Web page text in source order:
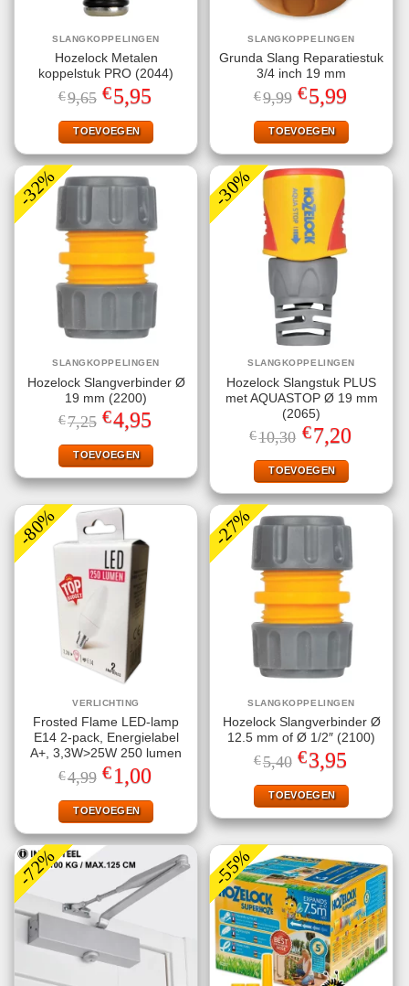
SLANGKOPPELINGEN
Hozelock Metalen
koppelstuk PRO (2044)
€9,65 Oorspronkelijke
prijs
was:
€9,65.
€5,95
is:
€5,95.
TOEVOEGEN
SLANGKOPPELINGEN
Grunda Slang Reparatiestuk
3/4 inch 19 mm
€9,99 Oorspronkelijke
prijs
was:
€9,99.
€5,99
is:
€5,99.
TOEVOEGEN
-32%
SLANGKOPPELINGEN
Hozelock Slangverbinder Ø
19 mm (2200)
€7,25 Oorspronkelijke
prijs
was:
€7,25.
€4,95
is:
€4,95.
TOEVOEGEN
-30%
SLANGKOPPELINGEN
Hozelock Slangstuk PLUS
met AQUASTOP Ø 19 mm
(2065)
€10,30 Oorspronkelijke
prijs
was:
€10,30.
€7,20Huidige
prijs
TOEVOEGEN
-80%
VERLICHTING
Frosted Flame LED-lamp
E14 2-pack, Energielabel
A+, 3,3W>25W 250 lumen
€4,99 Oorspronkelijke
prijs
was:
€4,99.
€1,00
is:
€1,00.
TOEVOEGEN
-27%
SLANGKOPPELINGEN
Hozelock Slangverbinder Ø
12.5 mm of Ø 1/2″ (2100)
€5,40 Oorspronkelijke
prijs
was:
€5,40.
€3,95
is:
€3,95.
TOEVOEGEN
-72% -55%